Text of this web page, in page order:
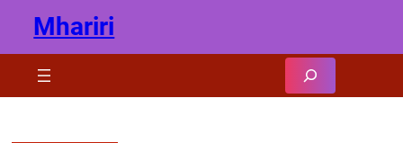
content
Mhariri